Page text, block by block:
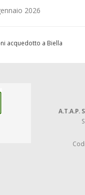
2026
acquedotto a Biella
A.T.A.P.